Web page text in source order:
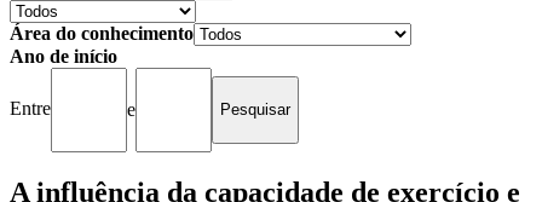
Área do conhecimento
Ano de início
Entre e
A influência da capacidade de exercício e